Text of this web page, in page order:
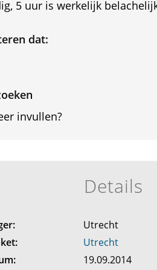
5 uur is werkelijk
dat:
invullen?
Details
Utrecht
Utrecht
19.09.2014